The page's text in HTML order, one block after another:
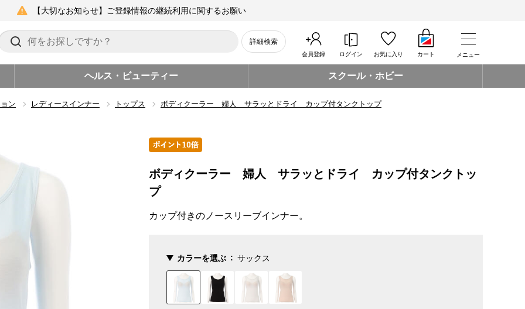
【大切なお知らせ】ご登録情報の継続利用に関するお願い
詳細検索
会員登録 ログイン お気に入り カート メニュー
ヘルス・ビューティー スクール・ホビー
ン レディースインナー トップス ボディクーラー 婦人 サラッとドライ カップ付タンクトップ
ボディクーラー 婦人 サラッとドライ カップ付タンクトッ
プ
カップ付きのノースリーブインナー。
カラーを選ぶ サックス